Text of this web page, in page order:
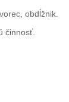
obdĺžnik.
činnosť.